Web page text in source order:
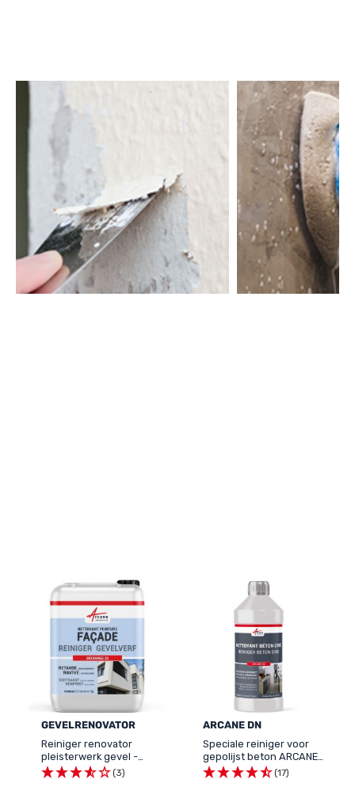
GEVELRENOVATOR
Reiniger renovator
pleisterwerk gevel -
GEVELRENOVATOR
(3)
ARCANE DN
Speciale reiniger voor
gepolijst beton ARCANE
DN
(17)